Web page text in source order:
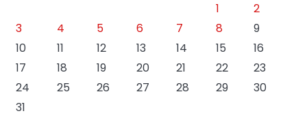
1
2
3
4 5 6 7 8
9
10
11 12 13 14 15
16
17
18 19 20 21 22
23
24
25 26 27 28 29
30
31